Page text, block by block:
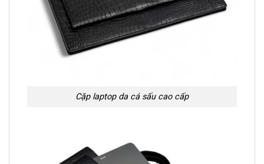
Cặp laptop da cá sấu cao cấp